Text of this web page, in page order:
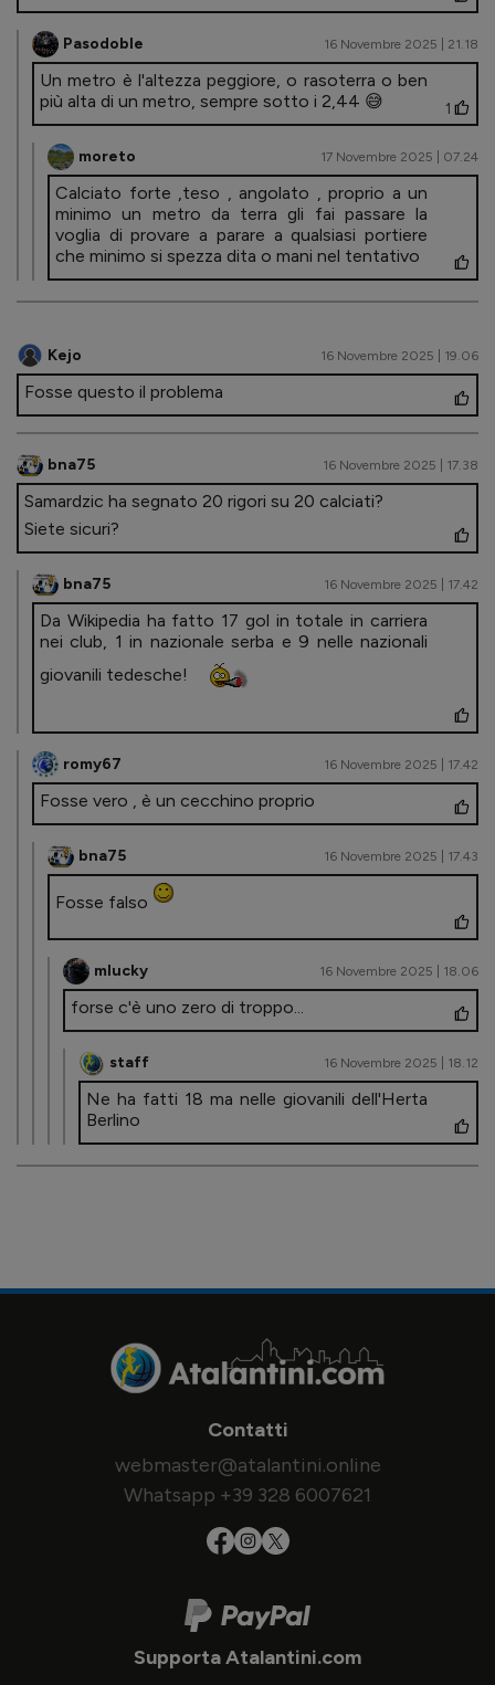
Pasodoble 16 Novembre 2025 | 21.18
Un metro è l'altezza peggiore, o rasoterra o ben
più alta di un metro, sempre sotto i 2,44 😅
1
moreto 17 Novembre 2025 | 07.24
Calciato forte ,teso , angolato , proprio a un
minimo un metro da terra gli fai passare la
voglia di provare a parare a qualsiasi portiere
che minimo si spezza dita o mani nel tentativo
Kejo 16 Novembre 2025 | 19.06
Fosse questo il problema
bna75 16 Novembre 2025 | 17.38
Samardzic ha segnato 20 rigori su 20 calciati?
Siete sicuri?
bna75 16 Novembre 2025 | 17.42
Da Wikipedia ha fatto 17 gol in totale in carriera
nei club, 1 in nazionale serba e 9 nelle nazionali
giovanili tedesche!
romy67 16 Novembre 2025 | 17.42
Fosse vero , è un cecchino proprio
bna75 16 Novembre 2025 | 17.43
Fosse falso
mlucky 16 Novembre 2025 | 18.06
forse c'è uno zero di troppo...
staff 16 Novembre 2025 | 18.12
Ne ha fatti 18 ma nelle giovanili dell'Herta
Berlino
Contatti
webmaster@atalantini.online
Whatsapp +39 328 6007621
Supporta Atalantini.com